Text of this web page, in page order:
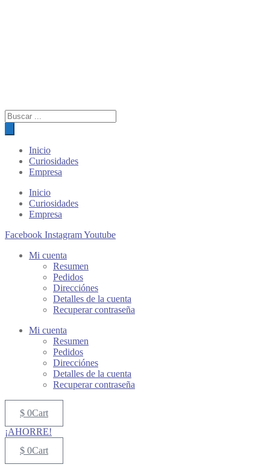
Búsqueda
de
productos
Inicio
Curiosidades
Empresa
Inicio
Curiosidades
Empresa
Facebook InstagramYoutube
Mi cuenta
Resumen
Pedidos
Direcciónes
Detalles de la cuenta
Recuperar contraseña
Mi cuenta
Resumen
Pedidos
Direcciónes
Detalles de la cuenta
Recuperar contraseña
$ 0Cart
¡AHORRE!
$ 0Cart